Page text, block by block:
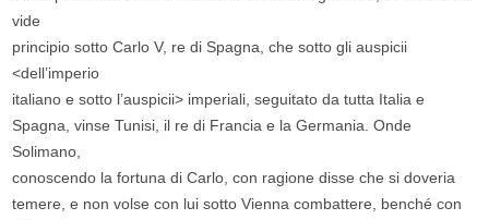
vide
principio sotto Carlo V, re di Spagna, che sotto gli auspicii
<dell’imperio
italiano e sotto l’auspicii> imperiali, seguitato da tutta Italia e
Spagna, vinse Tunisi, il re di Francia e la Germania. Onde
Solimano,
conoscendo la fortuna di Carlo, con ragione disse che si doveria
temere, e non volse con lui sotto Vienna combattere, benché con